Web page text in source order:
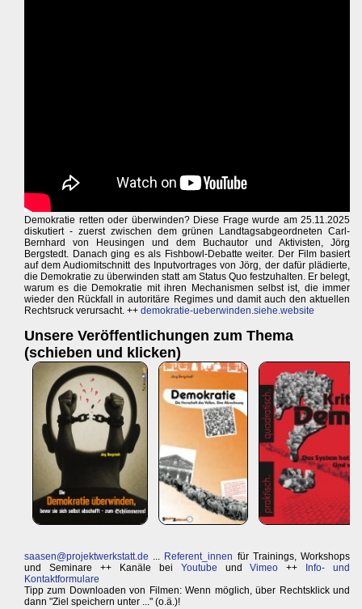
Demokratie retten oder überwinden? Diese Frage wurde am 25.11.2025
diskutiert - zuerst zwischen dem grünen Landtagsabgeordneten Carl-
Bernhard von Heusingen und dem Buchautor und Aktivisten, Jörg
Bergstedt. Danach ging es als Fishbowl-Debatte weiter. Der Film basiert
auf dem Audiomitschnitt des Inputvortrages von Jörg, der dafür plädierte,
die Demokratie zu überwinden statt am Status Quo festzuhalten. Er belegt,
warum es die Demokratie mit ihren Mechanismen selbst ist, die immer
wieder den Rückfall in autoritäre Regimes und damit auch den aktuellen
Rechtsruck verursacht. ++ demokratie-ueberwinden.siehe.website
Unsere Veröffentlichungen zum Thema
(schieben und klicken)
saasen@projektwerkstatt.de ... Referent_innen für Trainings, Workshops
und Seminare ++ Kanäle bei Youtube undVimeo ++
Info- und
Kontaktformulare
Tipp zum Downloaden von Filmen: Wenn möglich, über Rechtsklick und
dann "Ziel speichern unter ..." (o.ä.)!